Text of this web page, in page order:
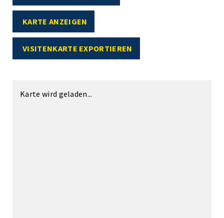
KARTE ANZEIGEN
VISITENKARTE EXPORTIEREN
Karte wird geladen...